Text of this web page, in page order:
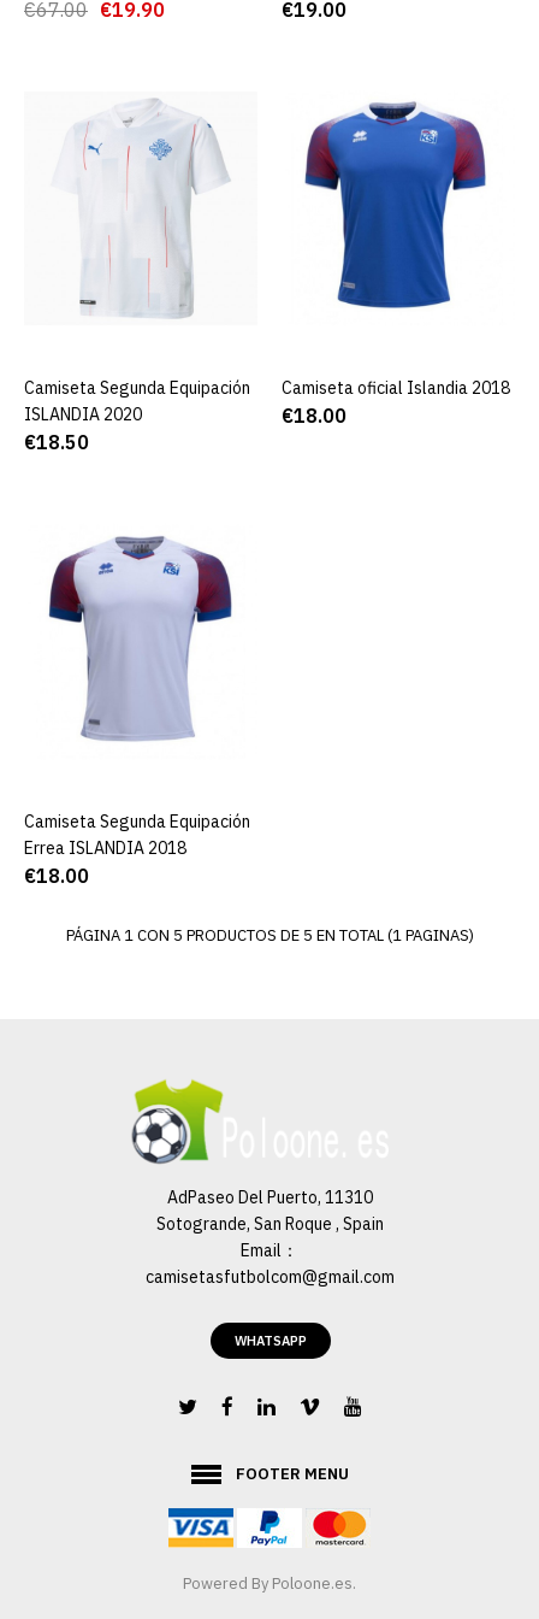
AGREGAR AL CARRO
ADD TO COMPARE
ADD TO WISHLIST
Camiseta Segunda
Equipación ISLANDIA 2020
€18.50
Camiseta Segunda
ADD TO WISHLIST
€67.00 €19.90 €19.00
AGREGAR AL CARRO
Camiseta Segunda Equipación
ISLANDIA 2020
€18.50
AGREGAR AL CARRO
Camiseta oficial Islandia 2018
€18.00
AGREGAR AL CARRO
Camiseta Segunda Equipación
Errea ISLANDIA 2018
€18.00
PÁGINA 1 CON 5 PRODUCTOS DE 5 EN TOTAL (1 PAGINAS)
AdPaseo Del Puerto, 11310
Sotogrande, San Roque , Spain
Email：
camisetasfutbolcom@gmail.com
WHATSAPP
FOOTER MENU
Powered By Poloone.es.